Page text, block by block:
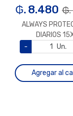
₲. 8.480 ₲.
ALWAYS
DIARIOS
-
Un.
Agregar al